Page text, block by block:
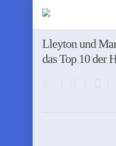
Lleyton und
das Top 10 der